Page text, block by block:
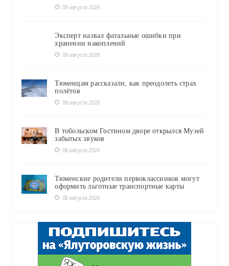
09 августа 2026
Эксперт назвал фатальные ошибки при
хранении накоплений
09 августа 2026
Тюменцам рассказали, как преодолеть страх
полётов
08 августа 2026
В тобольском Гостином дворе открылся Музей
забытых звуков
08 августа 2026
Тюменские родители первоклассников могут
оформить льготные транспортные карты
08 августа 2026